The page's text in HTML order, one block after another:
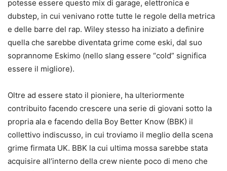
potesse essere questo mix di garage, elettronica e
dubstep, in cui venivano rotte tutte le regole della metrica
e delle barre del rap. Wiley stesso ha iniziato a definire
quella che sarebbe diventata grime come eski, dal suo
soprannome Eskimo (nello slang essere “cold” significa
essere il migliore).
Oltre ad essere stato il pioniere, ha ulteriormente
contribuito facendo crescere una serie di giovani sotto la
propria ala e facendo della Boy Better Know (BBK) il
collettivo indiscusso, in cui troviamo il meglio della scena
grime firmata UK. BBK la cui ultima mossa sarebbe stata
acquisire all’interno della crew niente poco di meno che